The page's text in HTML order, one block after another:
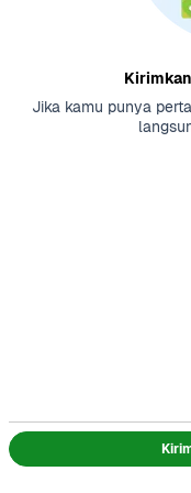
Jika kamu punya